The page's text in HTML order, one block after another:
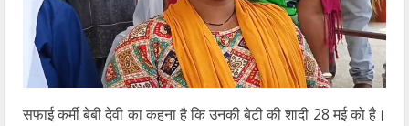
सफाई कर्मी बेबी देवी का कहना है कि उनकी बेटी की शादी 28 मई को है।